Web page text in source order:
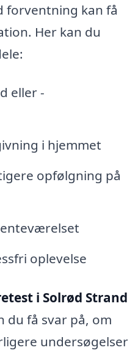
forventning kan få
Her kan du
eller -
i hjemmet
opfølgning på
oplevelse
i Solrød Strand
du få svar på, om
undersøgelser